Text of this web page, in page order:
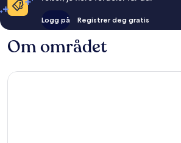
Logg på Registrer deg gratis
Om området